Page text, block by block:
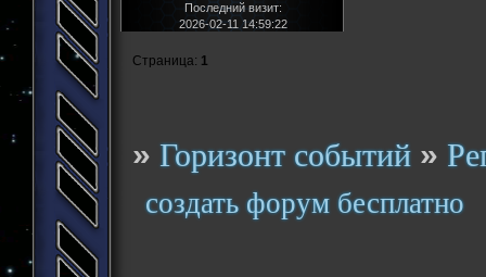
Последний визит:
2026-02-11 14:59:22
Страница: 1
»Горизонт событий »
создать форум бесплатно